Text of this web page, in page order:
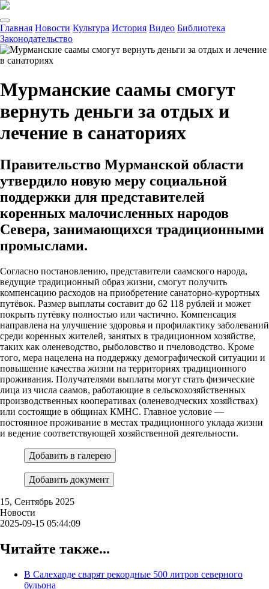
Главная Новости Культура История Видео Библиотека
Законодательство
Мурманские саамы смогут
вернуть деньги за отдых и
лечение в санаториях
Правительство Мурманской области
утвердило новую меру социальной
поддержки для представителей
коренных малочисленных народов
Севера, занимающихся традиционными
промыслами.
Согласно постановлению, представители саамского народа,
ведущие традиционный образ жизни, смогут получить
компенсацию расходов на приобретение санаторно-курортных
путёвок. Размер выплаты составит до 62 118 рублей и может
покрыть путёвку полностью или частично. Компенсация
направлена на улучшение здоровья и профилактику заболеваний
среди коренных жителей, занятых в традиционном хозяйстве,
таких как оленеводство, рыболовство и пчеловодство. Кроме
того, мера нацелена на поддержку демографической ситуации и
повышение качества жизни на территориях традиционного
проживания. Получателями выплаты могут стать физические
лица из числа саамов, работающие в сельскохозяйственных
производственных кооперативах (оленеводческих хозяйствах)
или состоящие в общинах КМНС. Главное условие —
постоянное проживание в местах традиционного уклада жизни
и ведение соответствующей хозяйственной деятельности.
Добавить в галерею
Добавить документ
15, Сентябрь 2025
Новости
2025-09-15 05:44:09
Читайте также...
В Салехарде сварят рекордные 500 литров северного
бульона